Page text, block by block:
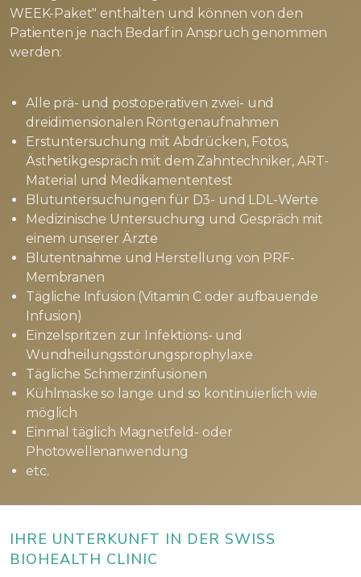
WEEK-Paket" enthalten und können von den
Patienten je nach Bedarf in Anspruch genommen
werden:
Alle prä- und postoperativen zwei- und
dreidimensionalen Röntgenaufnahmen
Erstuntersuchung mit Abdrücken, Fotos,
Ästhetikgespräch mit dem Zahntechniker, ART-
Material und Medikamententest
Blutuntersuchungen für D3- und LDL-Werte
Medizinische Untersuchung und Gespräch mit
einem unserer Ärzte
Blutentnahme und Herstellung von PRF-
Membranen
Tägliche Infusion (Vitamin C oder aufbauende
Infusion)
Einzelspritzen zur Infektions- und
Wundheilungsstörungsprophylaxe
Tägliche Schmerzinfusionen
Kühlmaske so lange und so kontinuierlich wie
möglich
Einmal täglich Magnetfeld- oder
Photowellenanwendung
etc.
IHRE UNTERKUNFT IN DER SWISS
BIOHEALTH CLINIC